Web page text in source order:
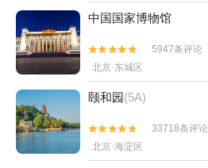
中国国家博物馆


5947条评论
北京·东城区
颐和园(5A)


33718条评论
北京·海淀区